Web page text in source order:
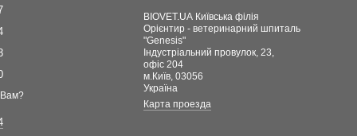
Вам?
BIOVET.UA Київська філія
Орієнтир - ветеринарний шпиталь
"Genesis"
Індустріальний провулок, 23,
офіс 204
м.Київ, 03056
Україна
Карта проезда